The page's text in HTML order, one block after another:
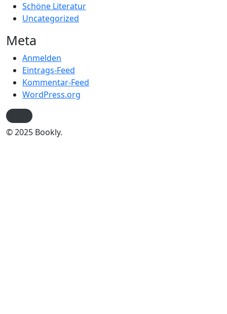
Schöne Literatur
Uncategorized
Meta
Anmelden
Eintrags-Feed
Kommentar-Feed
WordPress.org
© 2025 Bookly.